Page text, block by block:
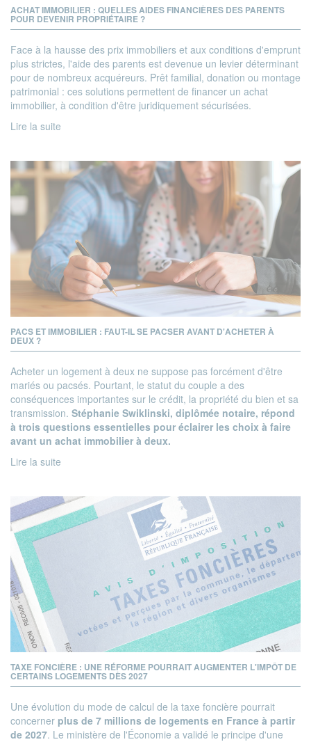
ACHAT IMMOBILIER : QUELLES AIDES FINANCIÈRES DES PARENTS
POUR DEVENIR PROPRIÉTAIRE ?
Face à la hausse des prix immobiliers et aux conditions d'emprunt
plus strictes, l'aide des parents est devenue un levier déterminant
pour de nombreux acquéreurs. Prêt familial, donation ou montage
patrimonial : ces solutions permettent de financer un achat
immobilier, à condition d'être juridiquement sécurisées.
Lire la suite
PACS ET IMMOBILIER : FAUT-IL SE PACSER AVANT D'ACHETER À
DEUX ?
Acheter un logement à deux ne suppose pas forcément d'être
mariés ou pacsés. Pourtant, le statut du couple a des
conséquences importantes sur le crédit, la propriété du bien et sa
transmission. Stéphanie Swiklinski, diplômée notaire, répond
à trois questions essentielles pour éclairer les choix à faire
avant un achat immobilier à deux.
Lire la suite
TAXE FONCIÈRE : UNE RÉFORME POURRAIT AUGMENTER L'IMPÔT DE
CERTAINS LOGEMENTS DÈS 2027
Une évolution du mode de calcul de la taxe foncière pourrait
concerner plus de 7 millions de logements en France à partir
de 2027. Le ministère de l'Économie a validé le principe d'une